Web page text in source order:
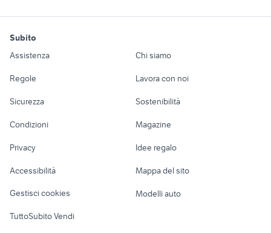
Subito
Assistenza
Regole
Sicurezza
Condizioni
Privacy
Accessibilità
Gestisci cookies
TuttoSubito Vendi
Chi siamo
Lavora con noi
Sostenibilità
Magazine
Idee regalo
Mappa del sito
Modelli auto